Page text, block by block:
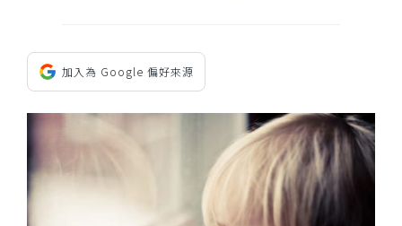
加入為 Google 偏好來源